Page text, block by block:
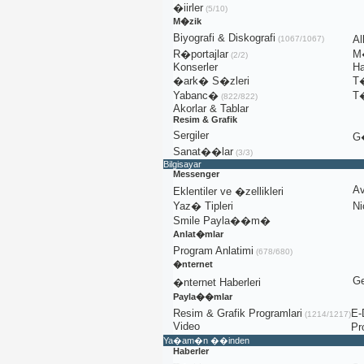
�iirler(5/10)
M�zik
Biyografi & Diskografi (1067/1067)
R�portajlar(2/2)
Konserler
�ark� S�zleri
Yabanc�(822/822)
Akorlar & Tablar
Resim & Grafik
Sergiler
Sanat��lar(3/3)
Bilgisayar
Messenger
Eklentiler ve �zellikleri
Yaz� Tipleri
Smile Payla��m�
Anlat�mlar
Program Anlatimi (678/680)
�nternet
�nternet Haberleri
Payla��mlar
Resim & Grafik Programlari (1214/1217)E-
Video
Ya�am�n ��inden
Haberler